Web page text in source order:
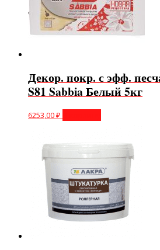
Декор. покр. с эфф.
S81 Sabbia Белый 5кг
6253,00₽